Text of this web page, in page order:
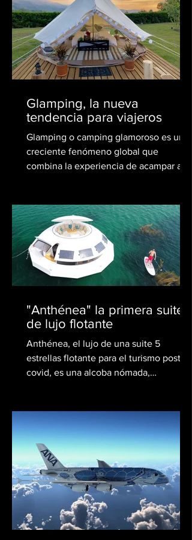
Glamping, la nueva
tendencia para viajeros
Glamping o camping glamoroso es un
creciente fenómeno global que
combina la experiencia de acampar al
"Anthénea" la primera suite
de lujo flotante
Anthénea, el lujo de una suite 5
estrellas flotante para el turismo post-
covid, es una alcoba nómada,